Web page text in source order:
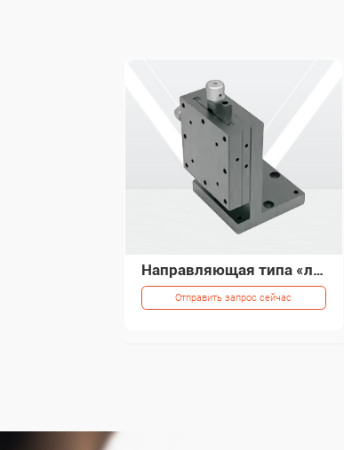
Направляющая типа «ласточкин хвост» iHF для упаковочного оборудования
Отправить запрос сейчас